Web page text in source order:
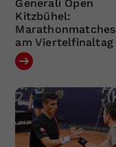
Generali Open
Kitzbühel:
Marathonmatches
am Viertelfinaltag